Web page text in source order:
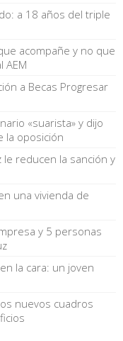
a 18 años del triple
acompañe y no que
AEM
a Becas Progresar
«suarista» y dijo
la oposición
le reducen la sanción y
una vivienda de
y 5 personas
la cara: un joven
los nuevos cuadros